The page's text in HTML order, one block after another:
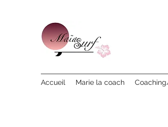
Accueil Marie la coach